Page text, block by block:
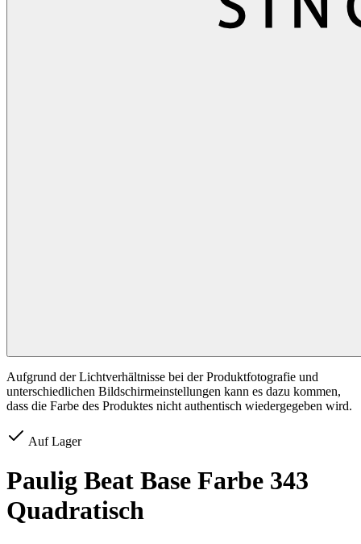
Aufgrund der Lichtverhältnisse bei der Produktfotografie und
unterschiedlichen Bildschirmeinstellungen kann es dazu kommen,
dass die Farbe des Produktes nicht authentisch wiedergegeben wird.
Auf Lager
Paulig Beat Base Farbe 343
Quadratisch